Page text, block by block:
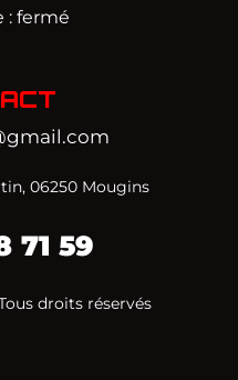
: fermé
06250 Mougins
71 59‬
droits réservés